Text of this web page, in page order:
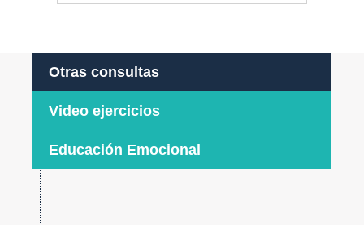
Otras consultas
Video ejercicios
Educación Emocional